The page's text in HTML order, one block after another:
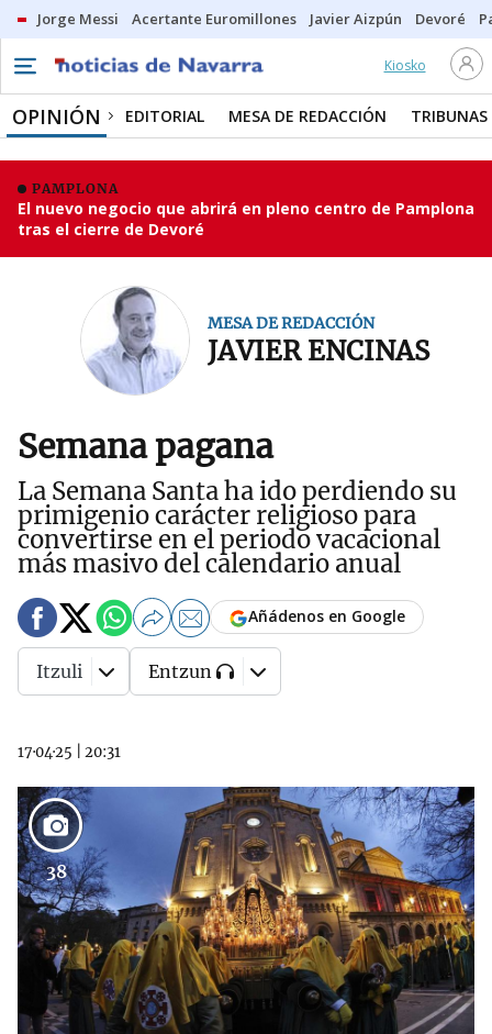
Jorge Messi Acertante Euromillones Javier Aizpún Devoré
Kiosko
OPINIÓN EDITORIAL MESA DE REDACCIÓN TRIBUNAS
PAMPLONA
El nuevo negocio que abrirá en pleno centro de Pamplona
tras el cierre de Devoré
MESA DE REDACCIÓN
JAVIER ENCINAS
Semana pagana
La Semana Santa ha ido perdiendo su
primigenio carácter religioso para
convertirse en el periodo vacacional
más masivo del calendario anual
17·04·25 20:31
Añádenos en Google
Itzuli Entzun
38